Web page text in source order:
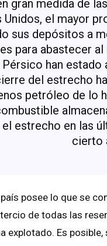
gran medida de
Unidos, el mayor
sus depósitos a
para abastecer
han estado
del estrecho
petróleo de lo
estrecho en las
cierto
posee lo que se
de todas las
explotado. Es